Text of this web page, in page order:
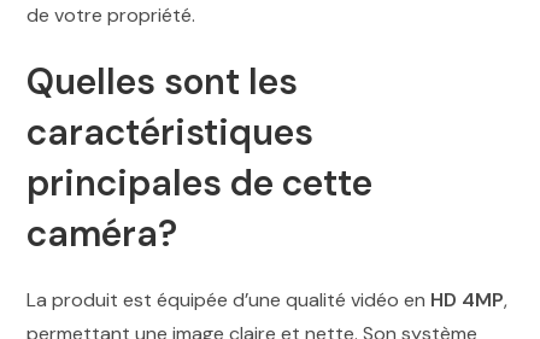
de votre propriété.
Quelles sont les
caractéristiques
principales de cette
caméra?
La produit est équipée d’une qualité vidéo en HD 4MP,
permettant une image claire et nette. Son système